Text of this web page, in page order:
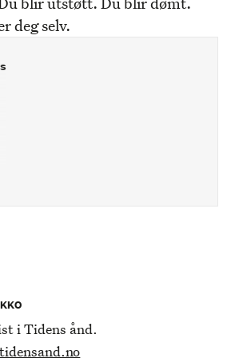
deg selv.
i Tidens ånd.